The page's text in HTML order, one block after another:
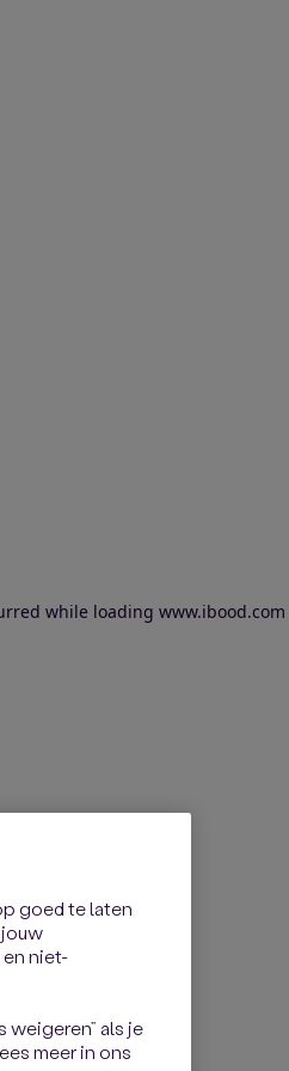
while loading www.ibood.com
goed te laten
niet-
weigeren” als je
meer in ons